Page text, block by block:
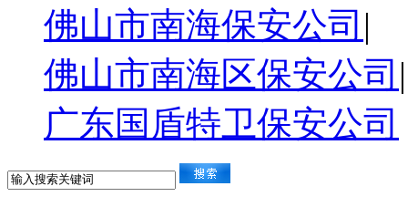
佛山市南海保安公司 |
佛山市南海区保安公司 |
广东国盾特卫保安公司